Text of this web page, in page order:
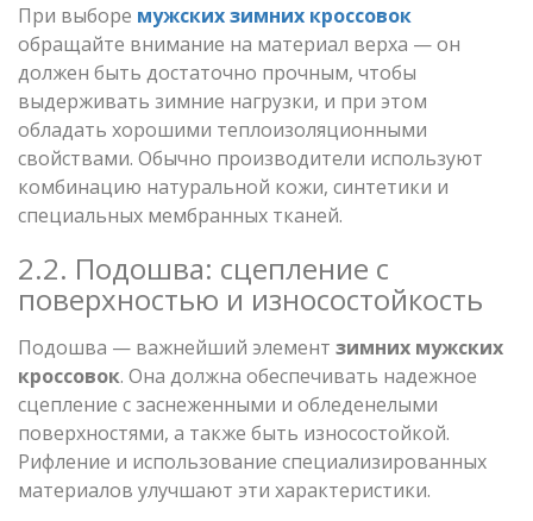
При выборе мужских зимних кроссовок
обращайте внимание на материал верха — он
должен быть достаточно прочным, чтобы
выдерживать зимние нагрузки, и при этом
обладать хорошими теплоизоляционными
свойствами. Обычно производители используют
комбинацию натуральной кожи, синтетики и
специальных мембранных тканей.
2.2. Подошва: сцепление с
поверхностью и износостойкость
Подошва — важнейший элемент зимних мужских
кроссовок. Она должна обеспечивать надежное
сцепление с заснеженными и обледенелыми
поверхностями, а также быть износостойкой.
Рифление и использование специализированных
материалов улучшают эти характеристики.